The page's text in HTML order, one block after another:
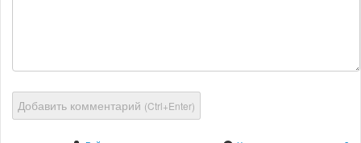
Добавить комментарий (Ctrl+Enter)